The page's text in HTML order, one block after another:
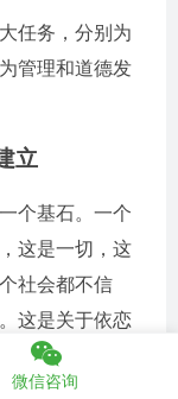
任务，分别为
管理和道德发
立
个基石。一个
这是一切，这
社会都不信
这是关于依恋
好的关系。
微信咨询